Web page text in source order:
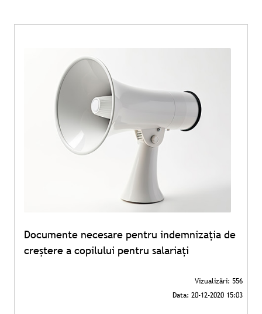
Documente necesare pentru indemnizația de
creștere a copilului pentru salariați